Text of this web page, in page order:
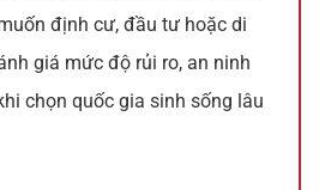
định cư, đầu tư hoặc di
giá mức độ rủi ro, an ninh
chọn quốc gia sinh sống lâu